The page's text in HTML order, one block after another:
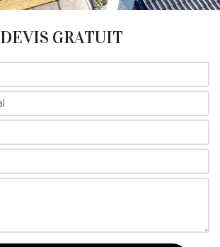
DEVIS GRATUIT